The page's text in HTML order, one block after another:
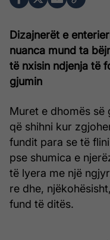
Dizajnerët e
nuanca mund ta
të nxisin ndjenja të
gjumin
Muret e dhomës së
që shihni kur
fundit para se të
pse shumica e
të lyera me një
re dhe,
fund të ditës.